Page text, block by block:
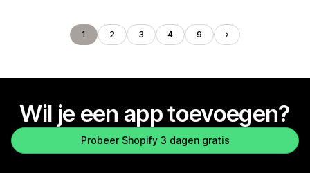
1 2 3 4 9
Wil je een app toevoegen?
Probeer Shopify 3 dagen gratis